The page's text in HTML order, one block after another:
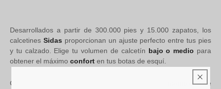
Desarrollados a partir de 300.000 pies y 15.000 zapatos, los
calcetines Sidas proporcionan un ajuste perfecto entre tus pies
y tu calzado. Elige tu volumen de calcetín bajo o medio para
obtener el máximo confort en tus botas de esquí.
Compuesto por un alto porcentaje de lana
, este